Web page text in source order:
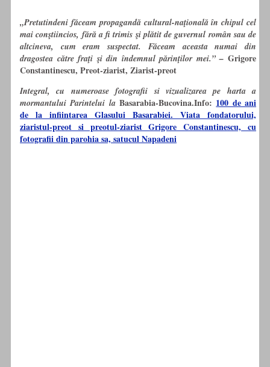
„Pretutindeni făceam propagandă cultural-naţională în chipul cel
mai conştiincios, fără a fi trimis şi plătit de guvernul român sau de
altcineva, cum eram suspectat. Făceam aceasta numai din
dragostea către fraţi şi din îndemnul părinţilor mei.” – Grigore
Constantinescu, Preot-ziarist, Ziarist-preot
Integral, cu numeroase fotografii si vizualizarea pe harta a
mormantului Parintelui laBasarabia-Bucovina.Info: 100 de ani
de la infiintarea Glasului Basarabiei. Viata fondatorului,
ziaristul-preot si preotul-ziarist Grigore Constantinescu, cu
fotografii din parohia sa, satucul Napadeni